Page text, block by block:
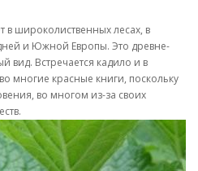
в широколиственных лесах, в
и Южной Европы. Это древне-
вид. Встречается кадило и в
многие красные книги, поскольку
во многом из-за своих